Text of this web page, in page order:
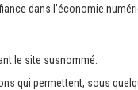
dans l’économie
le site susnommé.
qui permettent, sous